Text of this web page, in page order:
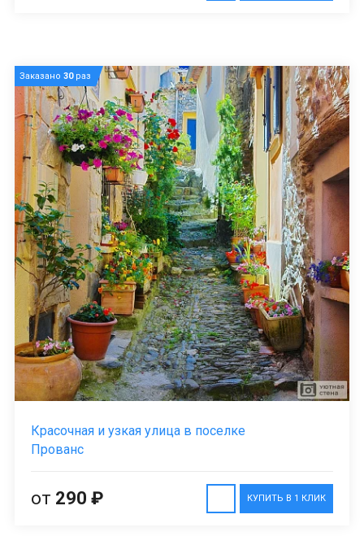
Заказано 30раз
Красочная и узкая улица в поселке
Прованс
КУПИТЬ В 1 КЛИК
от 290 ₽